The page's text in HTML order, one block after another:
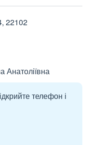
22102
Анатоліївна
телефон і